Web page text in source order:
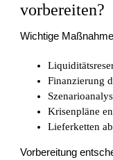
vorbereiten?
Wichtige
Finanzierung
Krisenpläne
Lieferketten
Vorbereitung